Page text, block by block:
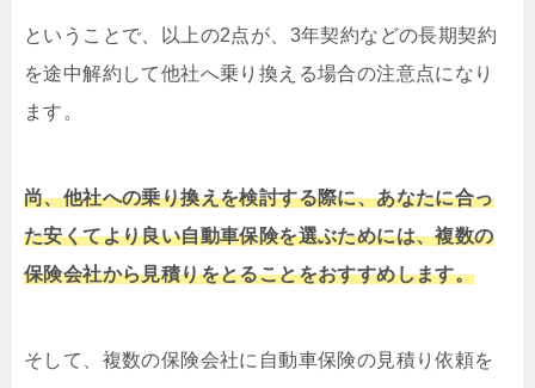
ということで、以上の2点が、3年契約などの長期契約
を途中解約して他社へ乗り換える場合の注意点になり
ます。
尚、他社への乗り換えを検討する際に、あなたに合っ
た安くてより良い自動車保険を選ぶためには、複数の
保険会社から見積りをとることをおすすめします。
そして、複数の保険会社に自動車保険の見積り依頼を